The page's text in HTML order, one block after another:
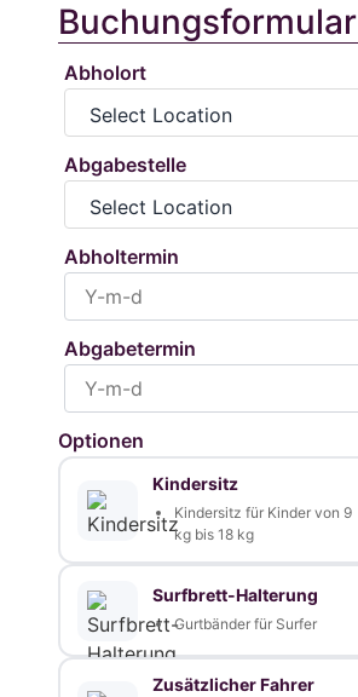
Buchungsformular
Abholort
Abgabestelle
Abholtermin
Abgabetermin
Optionen
Kindersitz
Kindersitz für Kinder von 9
kg bis 18 kg
Surfbrett-Halterung
Gurtbänder für Surfer
Zusätzlicher Fahrer